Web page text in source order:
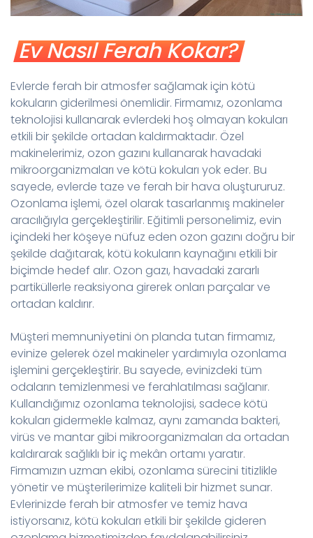
Ev Nasıl Ferah Kokar?
Evlerde ferah bir atmosfer sağlamak için kötü
kokuların giderilmesi önemlidir. Firmamız, ozonlama
teknolojisi kullanarak evlerdeki hoş olmayan kokuları
etkili bir şekilde ortadan kaldırmaktadır. Özel
makinelerimiz, ozon gazını kullanarak havadaki
mikroorganizmaları ve kötü kokuları yok eder. Bu
sayede, evlerde taze ve ferah bir hava oluştururuz.
Ozonlama işlemi, özel olarak tasarlanmış makineler
aracılığıyla gerçekleştirilir. Eğitimli personelimiz, evin
içindeki her köşeye nüfuz eden ozon gazını doğru bir
şekilde dağıtarak, kötü kokuların kaynağını etkili bir
biçimde hedef alır. Ozon gazı, havadaki zararlı
partiküllerle reaksiyona girerek onları parçalar ve
ortadan kaldırır.
Müşteri memnuniyetini ön planda tutan firmamız,
evinize gelerek özel makineler yardımıyla ozonlama
işlemini gerçekleştirir. Bu sayede, evinizdeki tüm
odaların temizlenmesi ve ferahlatılması sağlanır.
Kullandığımız ozonlama teknolojisi, sadece kötü
kokuları gidermekle kalmaz, aynı zamanda bakteri,
virüs ve mantar gibi mikroorganizmaları da ortadan
kaldırarak sağlıklı bir iç mekân ortamı yaratır.
Firmamızın uzman ekibi, ozonlama sürecini titizlikle
yönetir ve müşterilerimize kaliteli bir hizmet sunar.
Evlerinizde ferah bir atmosfer ve temiz hava
istiyorsanız, kötü kokuları etkili bir şekilde gideren